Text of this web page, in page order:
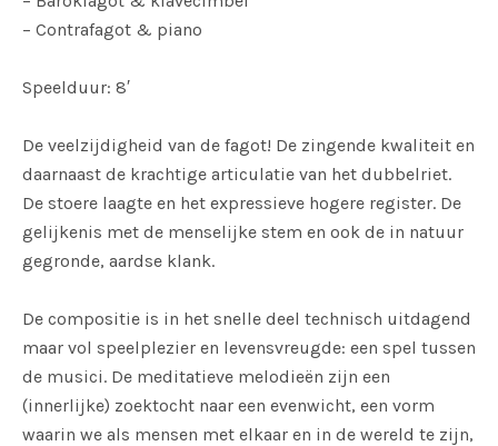
– Contrafagot & piano
Speelduur: 8′
De veelzijdigheid van de fagot! De zingende kwaliteit en
daarnaast de krachtige articulatie van het dubbelriet.
De stoere laagte en het expressieve hogere register. De
gelijkenis met de menselijke stem en ook de in natuur
gegronde, aardse klank.
De compositie is in het snelle deel technisch uitdagend
maar vol speelplezier en levensvreugde: een spel tussen
de musici. De meditatieve melodieën zijn een
(innerlijke) zoektocht naar een evenwicht, een vorm
waarin we als mensen met elkaar en in de wereld te zijn,